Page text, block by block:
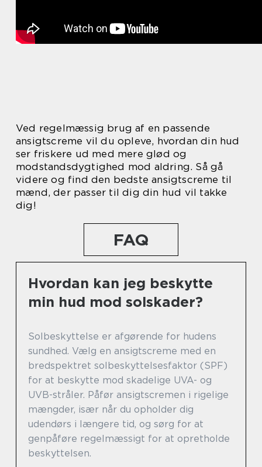
Ved regelmæssig brug af en passende
ansigtscreme vil du opleve, hvordan din hud
ser friskere ud med mere glød og
modstandsdygtighed mod aldring. Så gå
videre og find den bedste ansigtscreme til
mænd, der passer til dig din hud vil takke
dig!
FAQ
Hvordan kan jeg beskytte
min hud mod solskader?
Solbeskyttelse er afgørende for hudens
sundhed. Vælg en ansigtscreme med en
bredspektret solbeskyttelsesfaktor (SPF)
for at beskytte mod skadelige UVA- og
UVB-stråler. Påfør ansigtscremen i rigelige
mængder, især når du opholder dig
udendørs i længere tid, og sørg for at
genpåføre regelmæssigt for at opretholde
beskyttelsen.